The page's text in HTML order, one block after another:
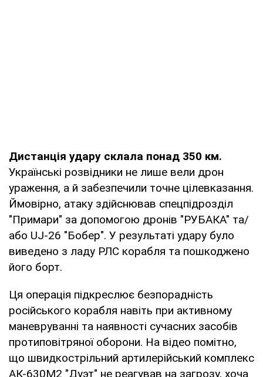
Дистанція удару склала понад 350 км.
Українські розвідники не лише вели дрон
ураження, а й забезпечили точне цілевказання.
Ймовірно, атаку здійснював спецпідрозділ
"Примари" за допомогою дронів "РУБАКА" та/
або UJ-26 "Бобер". У результаті удару було
виведено з ладу РЛС корабля та пошкоджено
його борт.
Ця операція підкреслює безпорадність
російського корабля навіть при активному
маневруванні та наявності сучасних засобів
протиповітряної оборони. На відео помітно,
що швидкострільний артилерійський комплекс
АК-630М2 "Дуэт" не реагував на загрозу, хоча